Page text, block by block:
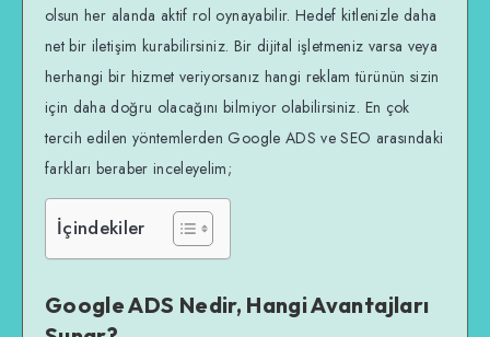
olsun her alanda aktif rol oynayabilir. Hedef kitlenizle daha
net bir iletişim kurabilirsiniz. Bir dijital işletmeniz varsa veya
herhangi bir hizmet veriyorsanız hangi reklam türünün sizin
için daha doğru olacağını bilmiyor olabilirsiniz. En çok
tercih edilen yöntemlerden Google ADS ve SEO arasındaki
farkları beraber inceleyelim;
İçindekiler
Google ADS Nedir, Hangi Avantajları